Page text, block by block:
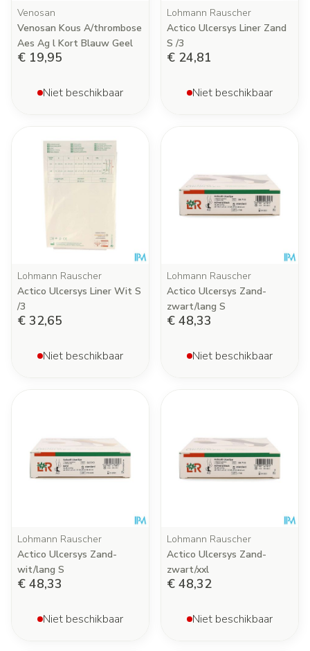
Venosan
Venosan Kous A/thrombose
Aes Ag l Kort Blauw Geel
€ 19,95
Niet beschikbaar
Lohmann Rauscher
Actico Ulcersys Liner Zand
S /3
€ 24,81
Niet beschikbaar
Lohmann Rauscher
Actico Ulcersys Liner Wit S
/3
€ 32,65
Niet beschikbaar
Lohmann Rauscher
Actico Ulcersys Zand-
zwart/lang S
€ 48,33
Niet beschikbaar
Lohmann Rauscher
Actico Ulcersys Zand-
wit/lang S
€ 48,33
Niet beschikbaar
Lohmann Rauscher
Actico Ulcersys Zand-
zwart/xxl
€ 48,32
Niet beschikbaar